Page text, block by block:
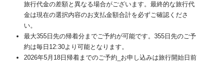
旅行代金の差額と異なる場合がございます。最終的な旅行代
金は現在の選択内容のお支払金額合計を必ずご確認くださ
い。
最大355日先の帰着分までご予約が可能です。355日先のご予
約は毎日12:30より可能となります。
2026年5月18日帰着までのご予約_お申し込みは旅行開始日前